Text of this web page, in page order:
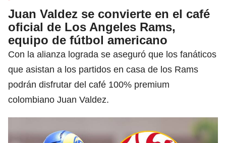
Juan Valdez se convierte en el café
oficial de Los Angeles Rams,
equipo de fútbol americano
Con la alianza lograda se aseguró que los fanáticos
que asistan a los partidos en casa de los Rams
podrán disfrutar del café 100% premium
colombiano Juan Valdez.